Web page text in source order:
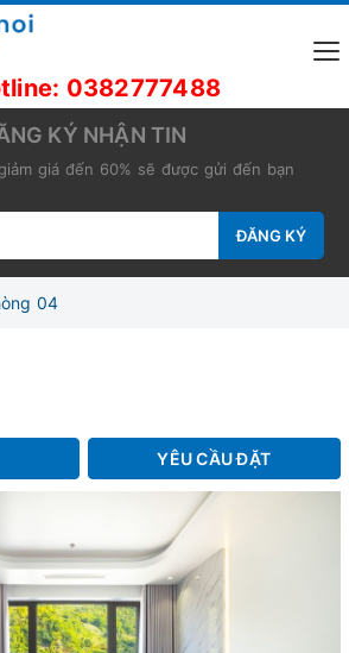
0382777488
KÝ NHẬN TIN
giá đến 60% sẽ được gửi đến bạn
ĐĂNG KÝ
04
YÊU CẦU ĐẶT